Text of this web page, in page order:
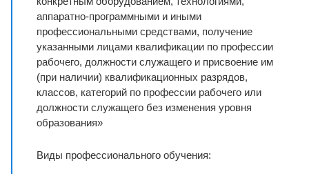
аппаратно-программными и иными
профессиональными средствами, получение
указанными лицами квалификации по профессии
рабочего, должности служащего и присвоение им
(при наличии) квалификационных разрядов,
классов, категорий по профессии рабочего или
должности служащего без изменения уровня
образования»
Виды профессионального обучения: